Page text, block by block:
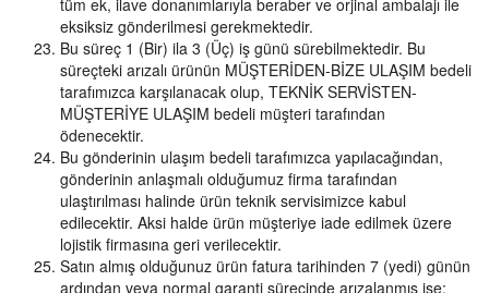
tüm ek, ilave donanımlarıyla beraber ve orjinal ambalajı ile
eksiksiz gönderilmesi gerekmektedir.
Bu süreç 1 (Bir) ila 3 (Üç) iş günü sürebilmektedir. Bu
süreçteki arızalı ürünün MÜŞTERİDEN-BİZE ULAŞIM bedeli
tarafımızca karşılanacak olup, TEKNİK SERVİSTEN-
MÜŞTERİYE ULAŞIM bedeli müşteri tarafından
ödenecektir.
Bu gönderinin ulaşım bedeli tarafımızca yapılacağından,
gönderinin anlaşmalı olduğumuz firma tarafından
ulaştırılması halinde ürün teknik servisimizce kabul
edilecektir. Aksi halde ürün müşteriye iade edilmek üzere
lojistik firmasına geri verilecektir.
Satın almış olduğunuz ürün fatura tarihinden 7 (yedi) günün
ardından veya normal garanti sürecinde arızalanmış ise;